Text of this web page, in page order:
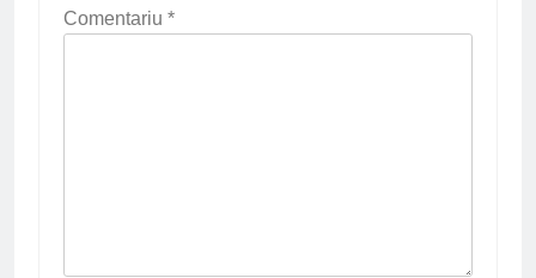
Comentariu *